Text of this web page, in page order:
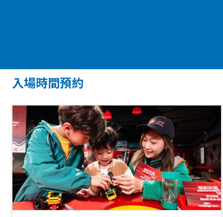
入場時間預約